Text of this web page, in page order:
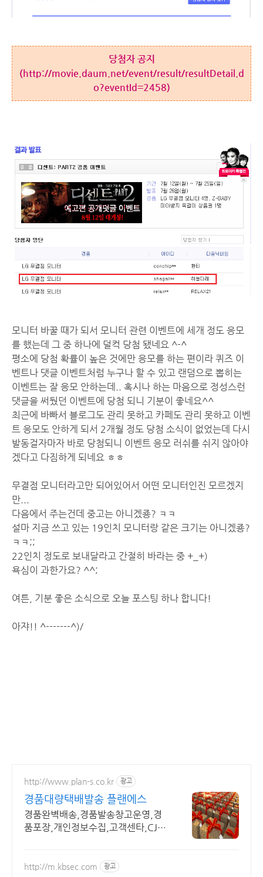
당첨자 공지
(http://movie.daum.net/event/result/resultDetail.d
o?eventId=2458)
모니터 바꿀 때가 되서 모니터 관련 이벤트에 세개 정도 응모
를 했는데 그 중 하나에 덜컥 당첨 됐네요 ^-^
평소에 당첨 확률이 높은 것에만 응모를 하는 편이라 퀴즈 이
벤트나 댓글 이벤트처럼 누구나 할 수 있고 랜덤으로 뽑히는
이벤트는 잘 응모 안하는데.. 혹시나 하는 마음으로 정성스런
댓글을 써뒀던 이벤트에 당첨 되니 기분이 좋네요^^
최근에 바빠서 블로그도 관리 못하고 카페도 관리 못하고 이벤
트 응모도 안하게 되서 2개월 정도 당첨 소식이 없었는데 다시
발동걸자마자 바로 당첨되니 이벤트 응모 러쉬를 쉬지 않아야
겠다고 다짐하게 되네요 ㅎㅎ
무결점 모니터라고만 되어있어서 어떤 모니터인진 모르겠지
만...
다음에서 주는건데 중고는 아니겠죵? ㅋㅋ
설마 지금 쓰고 있는 19인치 모니터랑 같은 크기는 아니겠죵?
ㅋㅋ;;
22인치 정도로 보내달라고 간절히 바라는 중 +_+)
욕심이 과한가요? ^^;
여튼, 기분 좋은 소식으로 오늘 포스팅 하나 합니다!
아쟈!! ^-------^)/
http://www.plan-s.co.kr 광고
경품대량택배발송 플랜에스
경품완벽배송,경품발송창고운영,경
품포장,개인정보수집,고객센타,CJ택
http://m.kbsec.com 광고